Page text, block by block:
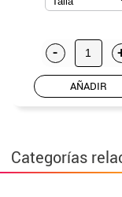
-
AÑADIR
Categorías